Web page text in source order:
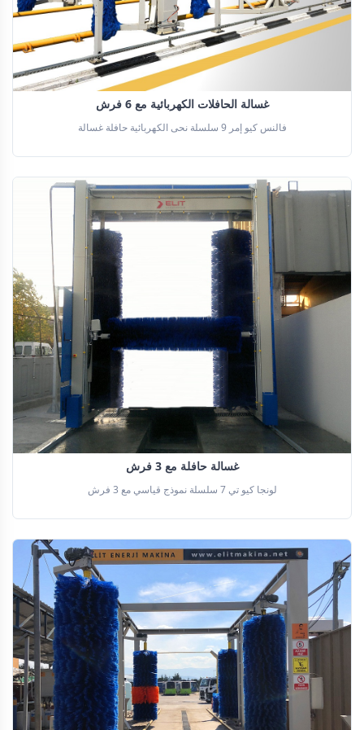
غسالة الحافلات الكهربائية مع 6 فرش
فالنس كيو إمر 9 سلسلة نحى الكهربائية حافلة غسالة
غسالة حافلة مع 3 فرش
لونجا كيو تي 7 سلسلة نموذج قياسي مع 3 فرش